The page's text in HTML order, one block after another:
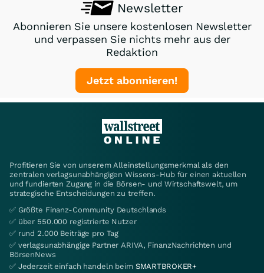
Newsletter
Abonnieren Sie unsere kostenlosen Newsletter
und verpassen Sie nichts mehr aus der
Redaktion
Jetzt abonnieren!
Profitieren Sie von unserem Alleinstellungsmerkmal als den
zentralen verlagsunabhängigen Wissens-Hub für einen aktuellen
und fundierten Zugang in die Börsen- und Wirtschaftswelt, um
strategische Entscheidungen zu treffen.
✅ Größte Finanz-Community Deutschlands
✅ über 550.000 registrierte Nutzer
✅ rund 2.000 Beiträge pro Tag
✅ verlagsunabhängige Partner ARIVA, FinanzNachrichten und
BörsenNews
✅ Jederzeit einfach handeln beim SMARTBROKER+